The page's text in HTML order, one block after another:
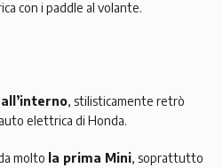
con i paddle al volante.
, stilisticamente retrò
elettrica di Honda.
molto la prima Mini, soprattutto